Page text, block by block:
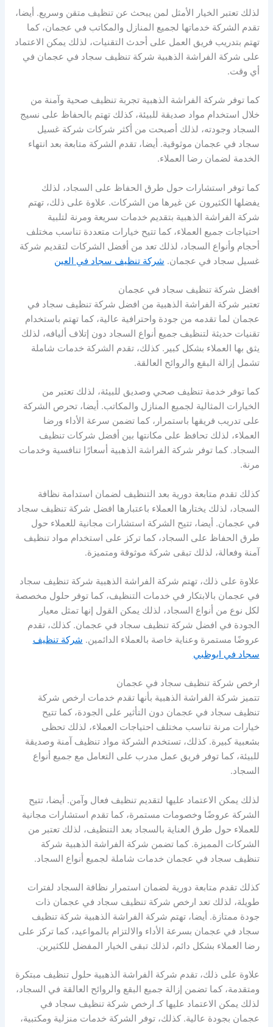
لذلك تعتبر الخيار الأمثل لمن يبحث عن تنظيف متقن وسريع. أيضا،
تقدم الشركة خدماتها لجميع المنازل والمكاتب في عجمان، كما
تهتم بتدريب فريق العمل على أحدث التقنيات، لذلك يمكن الاعتماد
على شركة الفراشة الذهبية شركة تنظيف سجاد في عجمان في
أي وقت.
كما توفر شركة الفراشة الذهبية تجربة تنظيف صحية وآمنة من
خلال استخدام مواد صديقة للبيئة، كذلك تهتم بالحفاظ على نسيج
السجاد وجودته، لذلك أصبحت من أكثر شركات شركة غسيل
سجاد في عجمان موثوقية. أيضا، تقدم الشركة متابعة بعد انتهاء
الخدمة لضمان رضا العملاء.
كما توفر استشارات حول طرق الحفاظ على السجاد، لذلك
يفضلها الكثيرون عن غيرها من الشركات. علاوة على ذلك، تهتم
شركة الفراشة الذهبية بتقديم خدمات سريعة ومرنة لتلبية
احتياجات جميع العملاء، كما تتيح خيارات متعددة تناسب مختلف
أحجام وأنواع السجاد، لذلك تعد من أفضل الشركات لتقديم شركة
غسيل سجاد في عجمان. شركة تنظيف سجاد في العين
افضل شركة تنظيف سجاد في عجمان
تعتبر شركة الفراشة الذهبية من افضل شركة تنظيف سجاد في
عجمان لما تقدمه من جودة واحترافية عالية، كما تهتم باستخدام
تقنيات حديثة لتنظيف جميع أنواع السجاد دون إتلاف أليافه، لذلك
يثق بها العملاء بشكل كبير. كذلك، تقدم الشركة خدمات شاملة
تشمل إزالة البقع والروائح العالقة.
كما توفر خدمة تنظيف صحي وصديق للبيئة، لذلك تعتبر من
الخيارات المثالية لجميع المنازل والمكاتب. أيضا، تحرص الشركة
على تدريب فريقها باستمرار، كما تضمن سرعة الأداء ورضا
العملاء، لذلك تحافظ على مكانتها بين أفضل شركات تنظيف
السجاد. كما توفر شركة الفراشة الذهبية أسعارًا تنافسية وخدمات
مرنة.
كذلك تقدم متابعة دورية بعد التنظيف لضمان استدامة نظافة
السجاد، لذلك يختارها العملاء باعتبارها افضل شركة تنظيف سجاد
في عجمان. أيضا، تتيح الشركة استشارات مجانية للعملاء حول
طرق الحفاظ على السجاد، كما تركز على استخدام مواد تنظيف
آمنة وفعالة، لذلك تبقى شركة موثوقة ومتميزة.
علاوة على ذلك، تهتم شركة الفراشة الذهبية شركة تنظيف سجاد
في عجمان بالابتكار في خدمات التنظيف، كما توفر حلول مخصصة
لكل نوع من أنواع السجاد، لذلك يمكن القول إنها تمثل معيار
الجودة في افضل شركة تنظيف سجاد في عجمان. كذلك، تقدم
عروضًا مستمرة وعناية خاصة بالعملاء الدائمين. شركة تنظيف
سجاد في ابوظبي
ارخص شركة تنظيف سجاد في عجمان
تتميز شركة الفراشة الذهبية بأنها تقدم خدمات ارخص شركة
تنظيف سجاد في عجمان دون التأثير على الجودة، كما تتيح
خيارات مرنة تناسب مختلف احتياجات العملاء، لذلك تحظى
بشعبية كبيرة. كذلك، تستخدم الشركة مواد تنظيف آمنة وصديقة
للبيئة، كما توفر فريق عمل مدرب على التعامل مع جميع أنواع
السجاد.
لذلك يمكن الاعتماد عليها لتقديم تنظيف فعال وآمن. أيضا، تتيح
الشركة عروضًا وخصومات مستمرة، كما تقدم استشارات مجانية
للعملاء حول طرق العناية بالسجاد بعد التنظيف، لذلك تعتبر من
الشركات المميزة. كما تضمن شركة الفراشة الذهبية شركة
تنظيف سجاد في عجمان خدمات شاملة لجميع أنواع السجاد.
كذلك تقدم متابعة دورية لضمان استمرار نظافة السجاد لفترات
طويلة، لذلك تعد ارخص شركة تنظيف سجاد في عجمان ذات
جودة ممتازة. أيضا، تهتم شركة الفراشة الذهبية شركة تنظيف
سجاد في عجمان بسرعة الأداء والالتزام بالمواعيد، كما تركز على
رضا العملاء بشكل دائم، لذلك تبقى الخيار المفضل للكثيرين.
علاوة على ذلك، تقدم شركة الفراشة الذهبية حلول تنظيف مبتكرة
ومتقدمة، كما تضمن إزالة جميع البقع والروائح العالقة في السجاد،
لذلك يمكن الاعتماد عليها كـ ارخص شركة تنظيف سجاد في
عجمان بجودة عالية. كذلك، توفر الشركة خدمات منزلية ومكتبية،